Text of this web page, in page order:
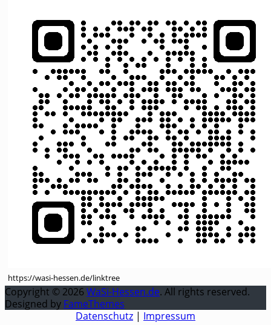
https://wasi-hessen.de/linktree
Copyright © 2026 WaSi-Hessen.de. All rights reserved.
Designed by FameThemes
Datenschutz | Impressum